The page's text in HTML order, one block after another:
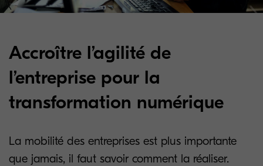
Accroître l’agilité de
l’entreprise pour la
transformation numérique
La mobilité des entreprises est plus importante
que jamais, il faut savoir comment la réaliser.